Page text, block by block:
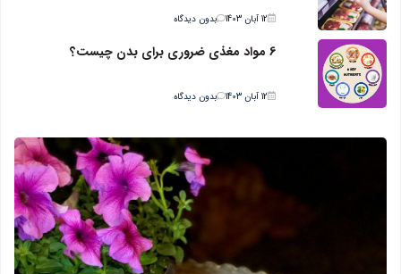
12 آبان 1403 بدون دیدگاه
6 مواد مغذی ضروری برای بدن چیست؟
12 آبان 1403 بدون دیدگاه